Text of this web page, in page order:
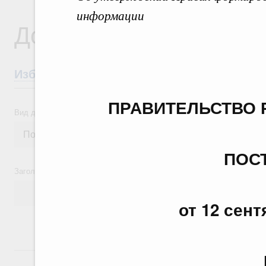
информации
от 12
Документы
Избранные документы со справками к
Вид документа
Заголовок или текст документа